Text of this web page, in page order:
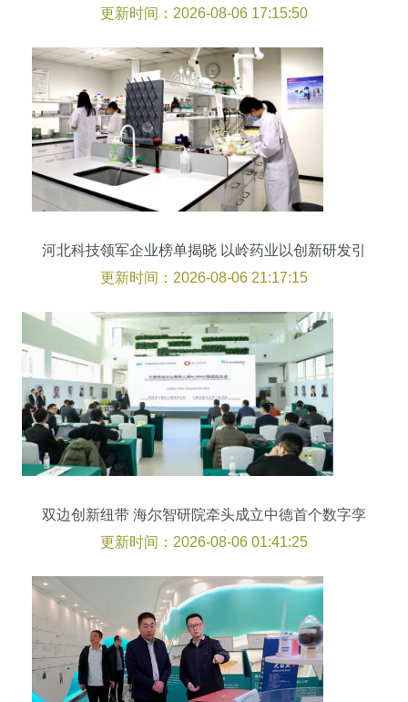
向未来
更新时间：2026-08-06 17:15:50
河北科技领军企业榜单揭晓 以岭药业以创新研发引
领行业发展
更新时间：2026-08-06 21:17:15
双边创新纽带 海尔智研院牵头成立中德首个数字孪
生联合实验室侧记
更新时间：2026-08-06 01:41:25